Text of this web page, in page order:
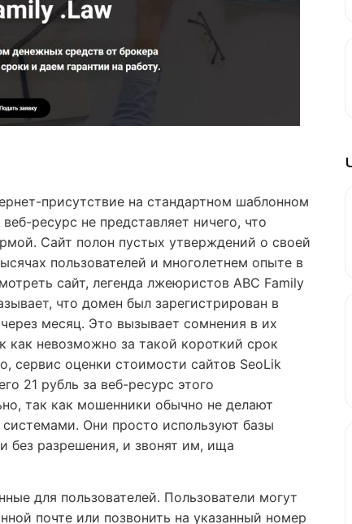
присутствие на стандартном шаблонном
ресурс не представляет ничего, что
Сайт полон пустых утверждений о своей
пользователей и многолетнем опыте в
сайт, легенда лжеюристов ABC Family
что домен был зарегистрирован в
месяц. Это вызывает сомнения в их
невозможно за такой короткий срок
сервис оценки стоимости сайтов SeoLik
21 рубль за веб-ресурс этого
так как мошенники обычно не делают
Они просто используют базы
без разрешения, и звонят им, ища
для пользователей. Пользователи могут
почте или позвонить на указанный номер